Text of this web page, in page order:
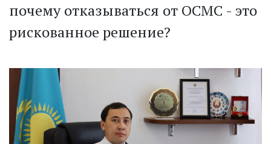
почему отказываться от ОСМС - это
рискованное решение?